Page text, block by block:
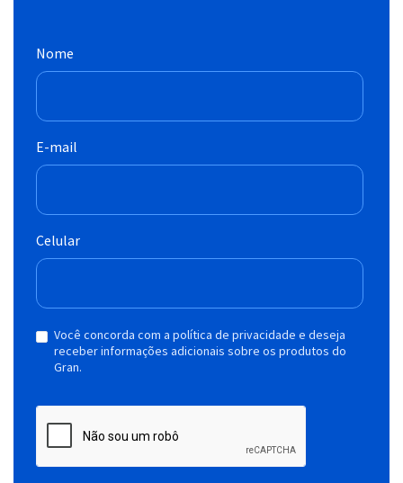
Nome
E-mail
Celular
Você concorda com a política de privacidade e deseja
receber informações adicionais sobre os produtos do
Gran.